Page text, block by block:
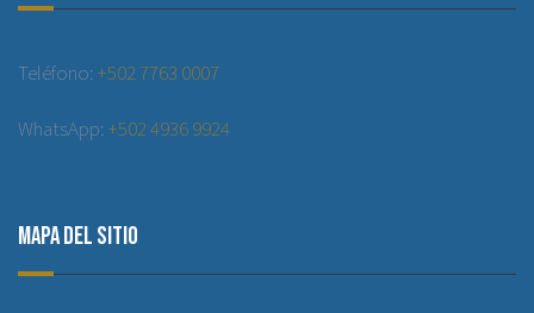
Teléfono:+502 7763 0007
WhatsApp:+502 4936 9924
Mapa del sitio